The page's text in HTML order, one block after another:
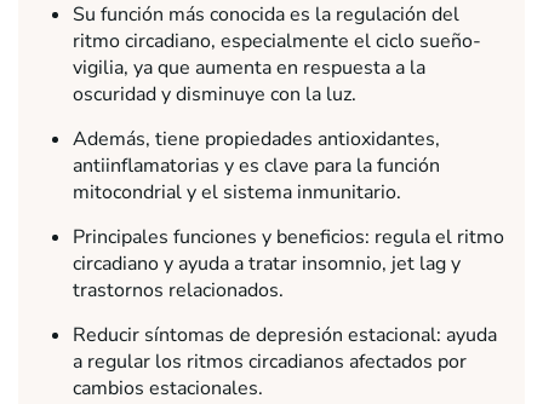
Su función más conocida es la regulación del
ritmo circadiano, especialmente el ciclo sueño-
vigilia, ya que aumenta en respuesta a la
oscuridad y disminuye con la luz.
Además, tiene propiedades antioxidantes,
antiinflamatorias y es clave para la función
mitocondrial y el sistema inmunitario.
Principales funciones y beneficios: regula el ritmo
circadiano y ayuda a tratar insomnio, jet lag y
trastornos relacionados.
Reducir síntomas de depresión estacional: ayuda
a regular los ritmos circadianos afectados por
cambios estacionales.